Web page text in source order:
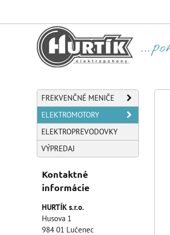
FREKVENČNÉ MENIČE
ELEKTROMOTORY
ELEKTROPREVODOVKY
VÝPREDAJ
Kontaktné
informácie
HURTÍK s.r.o.
Husova 1
984 01 Lučenec